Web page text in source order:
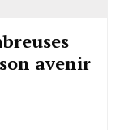
avenir